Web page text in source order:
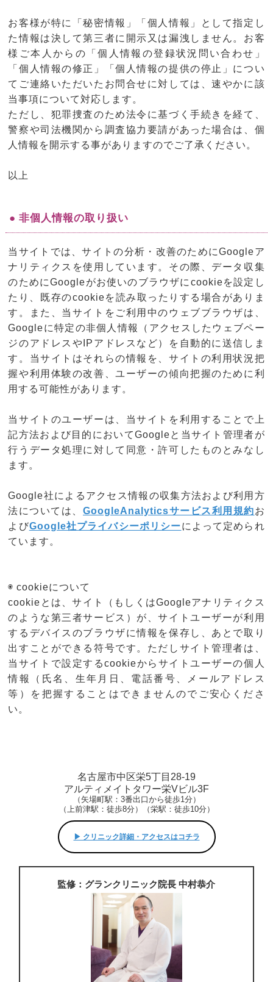
お客様が特に「秘密情報」「個人情報」として指定し
た情報は決して第三者に開示又は漏洩しません。お客
様ご本人からの「個人情報の登録状況問い合わせ」
「個人情報の修正」「個人情報の提供の停止」につい
てご連絡いただいたお問合せに対しては、速やかに該
当事項について対応します。
ただし、犯罪捜査のため法令に基づく手続きを経て、
警察や司法機関から調査協力要請があった場合は、個
人情報を開示する事がありますのでご了承ください。
以上
● 非個人情報の取り扱い
当サイトでは、サイトの分析・改善のためにGoogleア
ナリティクスを使用しています。その際、データ収集
のためにGoogleがお使いのブラウザにcookieを設定し
たり、既存のcookieを読み取ったりする場合がありま
す。また、当サイトをご利用中のウェブブラウザは、
Googleに特定の非個人情報（アクセスしたウェブペー
ジのアドレスやIPアドレスなど）を自動的に送信しま
す。当サイトはそれらの情報を、サイトの利用状況把
握や利用体験の改善、ユーザーの傾向把握のために利
用する可能性があります。
当サイトのユーザーは、当サイトを利用することで上
記方法および目的においてGoogleと当サイト管理者が
行うデータ処理に対して同意・許可したものとみなし
ます。
Google社によるアクセス情報の収集方法および利用方
法については、 GoogleAnalyticsサービス利用規約お
よびGoogle社プライバシーポリシーによって定められ
ています。
◉ cookieについて
cookieとは、サイト（もしくはGoogleアナリティクス
のような第三者サービス）が、サイトユーザーが利用
するデバイスのブラウザに情報を保存し、あとで取り
出すことができる符号です。ただしサイト管理者は、
当サイトで設定するcookieからサイトユーザーの個人
情報（氏名、生年月日、電話番号、メールアドレス
等）を把握することはできませんのでご安心くださ
い。
名古屋市中区栄5丁目28-19
アルティメイトタワー栄Vビル3F
（矢場町駅：3番出口から徒歩1分）
（上前津駅：徒歩8分）（栄駅：徒歩10分）
▶︎ クリニック詳細・アクセスはコチラ
監修：グランクリニック院長 中村恭介